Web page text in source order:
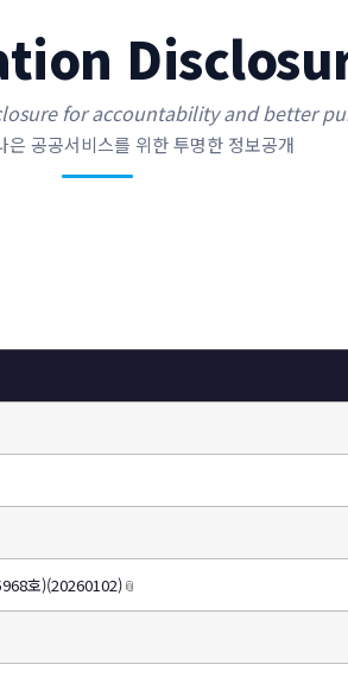
for accountability and better
은 공공서비스를 위한 투명한 정보공개
호)(20260102)📎